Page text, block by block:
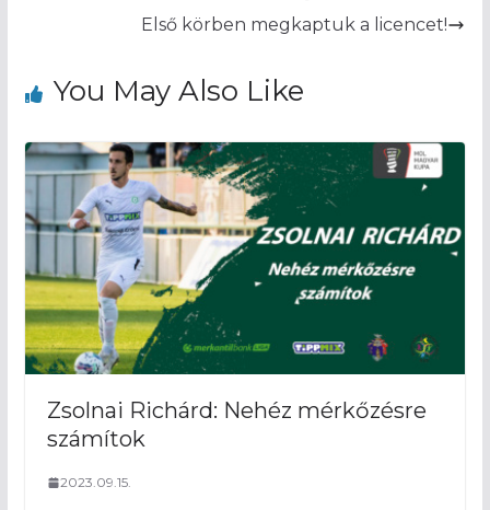
Első körben megkaptuk a licencet!
You May Also Like
Zsolnai Richárd: Nehéz mérkőzésre
számítok
2023.09.15.